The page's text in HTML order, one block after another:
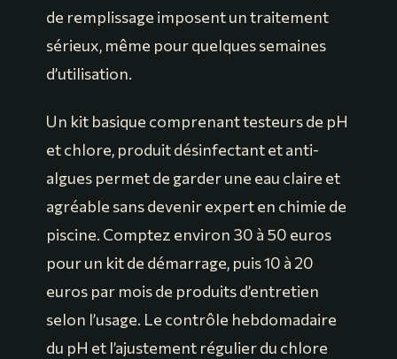
de remplissage imposent un traitement
sérieux, même pour quelques semaines
d’utilisation.
Un kit basique comprenant testeurs de pH
et chlore, produit désinfectant et anti-
algues permet de garder une eau claire et
agréable sans devenir expert en chimie de
piscine. Comptez environ 30 à 50 euros
pour un kit de démarrage, puis 10 à 20
euros par mois de produits d’entretien
selon l’usage. Le contrôle hebdomadaire
du pH et l’ajustement régulier du chlore